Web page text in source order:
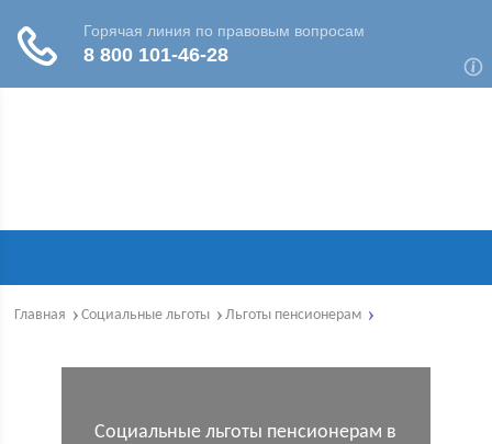
Главная Социальные льготы Льготы пенсионерам
Социальные льготы пенсионерам в